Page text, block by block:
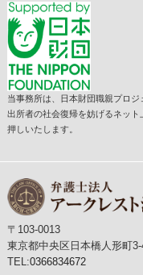
当事務所は、日本財団職親プロジ
出所者の社会復帰を妨げるネッ
押しいたします。
〒103-0013
東京都中央区日本橋人形町
TEL:0366834672